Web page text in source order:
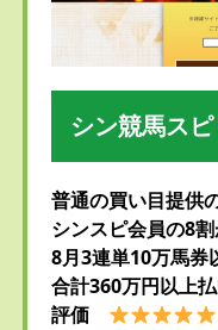
シン競馬ス
普通の買い目提供
シンスピ会員の8
8月3連単10万馬券
合計360万円以上
評価